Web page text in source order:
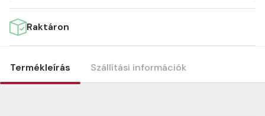
Raktáron
Termékleírás Szállítási információk